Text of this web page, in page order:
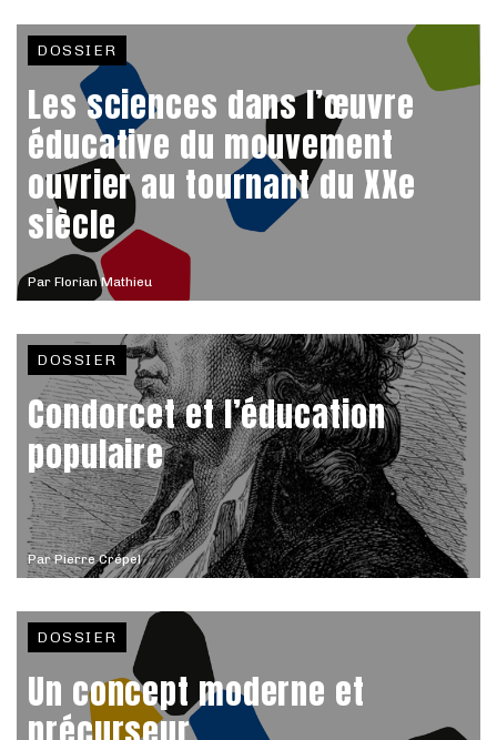
Par Florian Mathieu
DOSSIER
Les sciences dans l’œuvre
éducative du mouvement
ouvrier au tournant du XXe
siècle
ParPierre Crépel
DOSSIER
Condorcet et l’éducation
populaire
DOSSIER
Un concept moderne et